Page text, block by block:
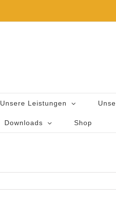
Unsere Leistungen
Downloads Shop